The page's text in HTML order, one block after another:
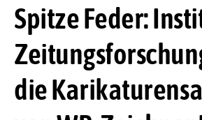
Spitze Feder:
die